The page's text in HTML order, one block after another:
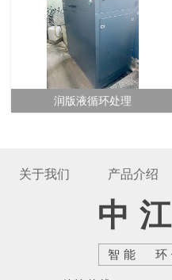
润版液循环处理
关于我们 产品介绍
中
智能 环